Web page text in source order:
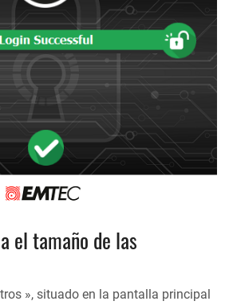
el tamaño de las
», situado en la pantalla principal